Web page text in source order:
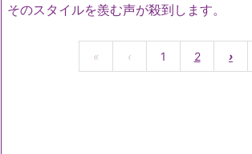
そのスタイルを羨む声が殺到します。
« ‹ 1 2 ›